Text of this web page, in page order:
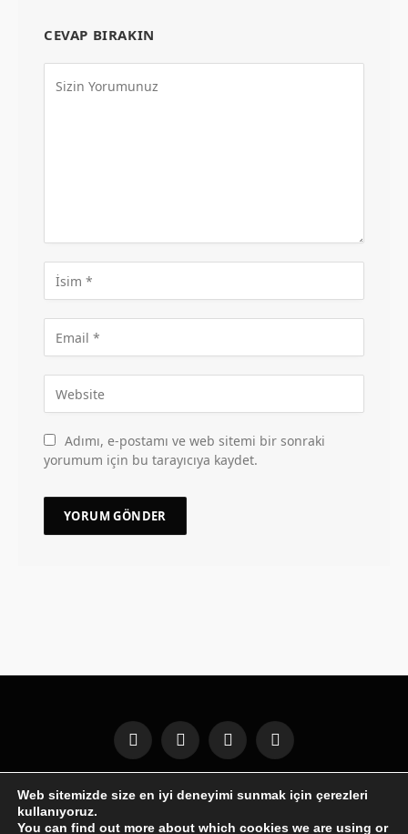
CEVAP BIRAKIN
Adımı, e-postamı ve web sitemi bir sonraki
yorumum için bu tarayıcıya kaydet.
Facebook
X
(Twitter)
InstagramPinterest
GENEL WINDOWS ANDROID İPHONE
MOBIL
İNTERNET
İOS OYUNLAR BILGISAYAR YAZILIM
Web sitemizde size en iyi deneyimi sunmak için çerezleri
kullanıyoruz.
You can find out more about which cookies we are using or